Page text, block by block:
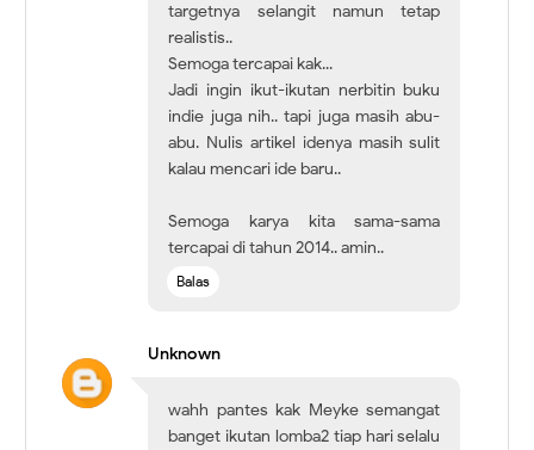
targetnya selangit namun tetap
realistis..
Semoga tercapai kak...
Jadi ingin ikut-ikutan nerbitin buku
indie juga nih.. tapi juga masih abu-
abu. Nulis artikel idenya masih sulit
kalau mencari ide baru..
Semoga karya kita sama-sama
tercapai di tahun 2014.. amin..
Balas
Unknown
wahh pantes kak Meyke semangat
banget ikutan lomba2 tiap hari selalu